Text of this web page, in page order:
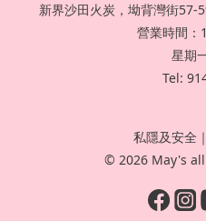
新界沙田火炭，坳背灣街57-
營業時間：
星期
Tel:
私隱及安全 ｜
© 2026 May's